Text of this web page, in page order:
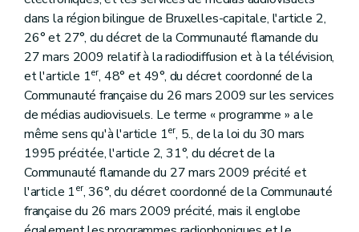
dans la région bilingue de Bruxelles-capitale, l'article 2,
26° et 27°, du décret de la Communauté flamande du
27 mars 2009 relatif à la radiodiffusion et à la télévision,
et l'article 1er, 48° et 49°, du décret coordonné de la
Communauté française du 26 mars 2009 sur les services
de médias audiovisuels. Le terme « programme » a le
même sens qu'à l'article 1er, 5., de la loi du 30 mars
1995 précitée, l'article 2, 31°, du décret de la
Communauté flamande du 27 mars 2009 précité et
l'article 1er, 36°, du décret coordonné de la Communauté
française du 26 mars 2009 précité, mais il englobe